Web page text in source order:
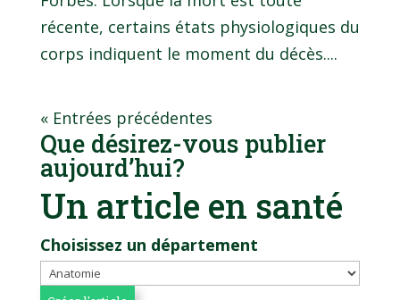
récente, certains états physiologiques du
corps indiquent le moment du décès....
« Entrées précédentes
Que désirez-vous publier
aujourd’hui?
Un article en santé
Choisissez un département